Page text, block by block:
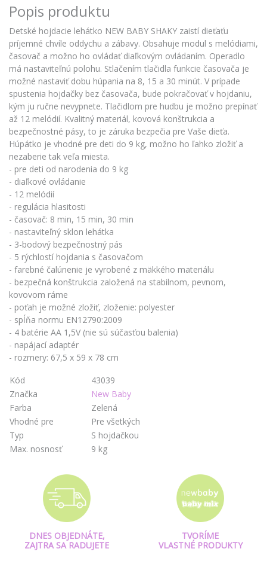
Popis produktu
Detské hojdacie lehátko NEW BABY SHAKY zaistí dieťaťu
príjemné chvíle oddychu a zábavy. Obsahuje modul s melódiami,
časovač a možno ho ovládať diaľkovým ovládaním. Operadlo
má nastaviteľnú polohu. Stlačením tlačidla funkcie časovača je
možné nastaviť dobu húpania na 8, 15 a 30 minút. V prípade
spustenia hojdačky bez časovača, bude pokračovať v hojdaniu,
kým ju ručne nevypnete. Tlačidlom pre hudbu je možno prepínať
až 12 melódií. Kvalitný materiál, kovová konštrukcia a
bezpečnostné pásy, to je záruka bezpečia pre Vaše dieťa.
Húpátko je vhodné pre deti do 9 kg, možno ho ľahko zložiť a
nezaberie tak veľa miesta.
- pre deti od narodenia do 9 kg
- diaľkové ovládanie
- 12 melódií
- regulácia hlasitosti
- časovač: 8 min, 15 min, 30 min
- nastaviteľný sklon lehátka
- 3-bodový bezpečnostný pás
- 5 rýchlostí hojdania s časovačom
- farebné čalúnenie je vyrobené z mäkkého materiálu
- bezpečná konštrukcia založená na stabilnom, pevnom,
kovovom ráme
- poťah je možné zložiť, zloženie: polyester
- spĺňa normu EN12790:2009
- 4 batérie AA 1,5V (nie sú súčasťou balenia)
- napájací adaptér
- rozmery: 67,5 x 59 x 78 cm
Kód
43039
Značka
New Baby
Farba
Zelená
Vhodné pre
Pre všetkých
Typ
S hojdačkou
Max. nosnosť
9 kg
DNES OBJEDNÁTE,
ZAJTRA SA RADUJETE
TVORÍME
VLASTNÉ PRODUKTY